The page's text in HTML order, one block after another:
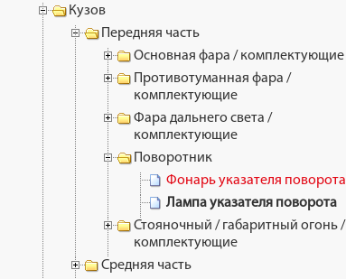
Кузов
Передняя часть
Основная фара / комплектующие
Противотуманная фара /
комплектующие
Фара дальнего света /
комплектующие
Поворотник
Фонарь указателя поворота
Лампа указателя поворота
Стояночный / габаритный огонь /
комплектующие
Средняя часть